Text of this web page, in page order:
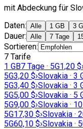
mit Abdeckung für
Daten: Alle 1 GB 3
Dauer: Alle 7 Tage
Sortieren:
7 Tarife
1 GB7 Tage · 5G1,20 $›
5G3,20 $›Slovakia · 3
5G3,40 $›Slovakia · 3
5G5,00 $›Slovakia · 5
5G9,00 $›Slovakia ·
5G17,30 $›Slovakia ·
5G60,10 $›Slovakia ·